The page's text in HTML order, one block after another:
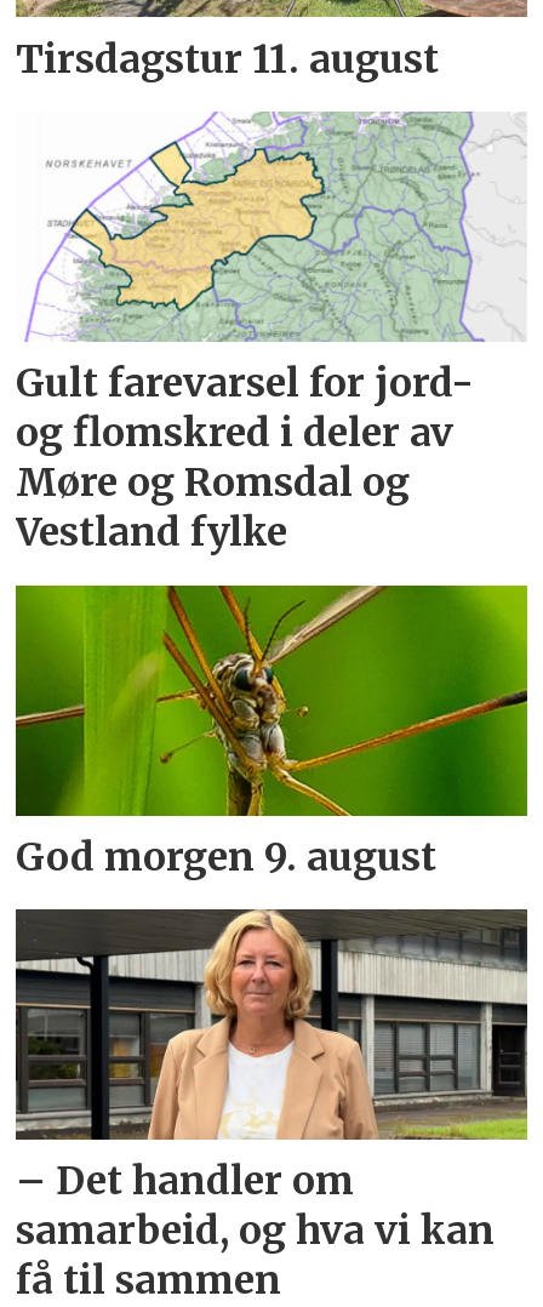
Tirsdagstur 11. august
Gult farevarsel for jord-
og flomskred i deler av
Møre og Romsdal og
Vestland fylke
God morgen 9. august
– Det handler om
samarbeid, og hva vi kan
få til sammen